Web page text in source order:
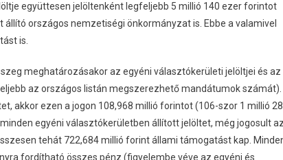
együttesen jelöltenként legfeljebb 5 millió 140 ezer forintot
országos nemzetiségi önkormányzat is. Ebbe a valamivel
is.
meghatározásakor az egyéni választókerületi jelöltjei és az
az országos listán megszerezhető mandátumok számát).
akkor ezen a jogon 108,968 millió forintot (106-szor 1 millió 28
egyéni választókerületben állított jelöltet, még jogosult
tehát 722,684 millió forint állami támogatást kap.
fordítható összes pénz (figyelembe véve az egyéni és